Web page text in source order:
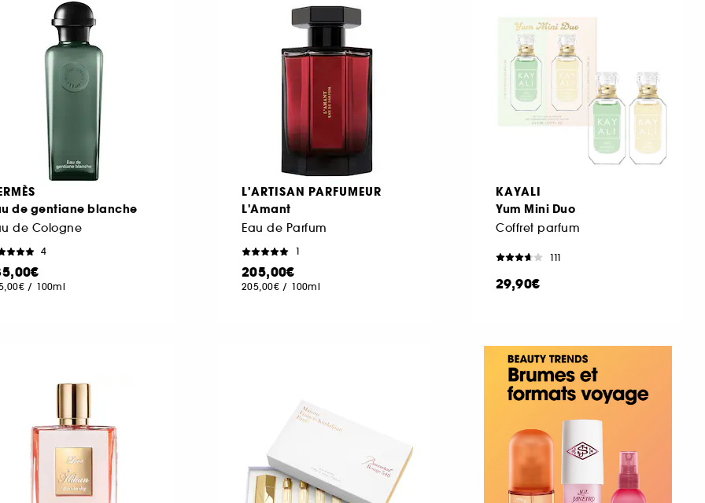
de gentiane blanche
de Cologne
4
/ 100ml
L'ARTISAN PARFUMEUR
L'Amant
Eau de Parfum
1
205,00€
205,00€ / 100ml
KAYALI
Yum Mini Duo
Coffret parfum
111
29,90€